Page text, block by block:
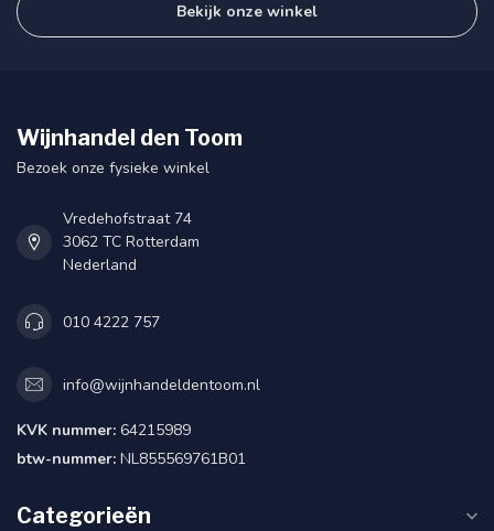
Bekijk onze winkel
Wijnhandel den Toom
Bezoek onze fysieke winkel
Vredehofstraat 74
3062 TC Rotterdam
Nederland
010 4222 757
info@wijnhandeldentoom.nl
KVK nummer: 64215989
btw-nummer: NL855569761B01
Categorieën